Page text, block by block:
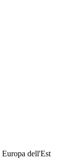
Europa dell'Est